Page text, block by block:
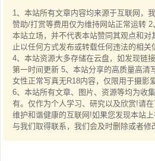
1、本站所有文章内容均来源于互联网，
赞助/打赏等费用仅为维持网站正常运转
本站立场，并不代表本站赞同其观点和
止以任何方式发布或转载任何违法的相
4、本站资源大多存储在云盘，如发现链
第一时间更新 5、本站分享的高质量高清
女性正常写真无R18内容，仅限用于摄影
6、本站所有文章、图片、资源等均为收
有。仅作为个人学习、研究以及欣赏!请
维护和谐健康的互联网!如果您发现本站
与我们取得联系，我们会及时删除或者修